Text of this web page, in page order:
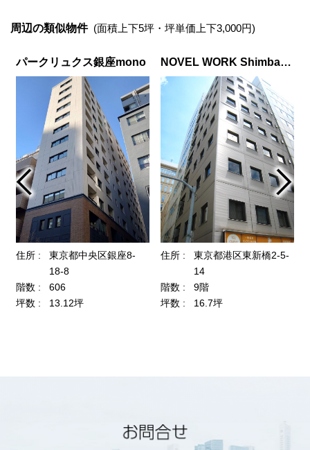
周辺の類似物件 (面積上下5坪・坪単価上下3,000円)